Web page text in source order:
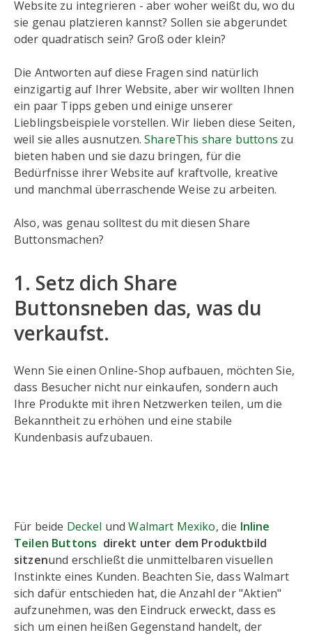
Website zu integrieren - aber woher weißt du, wo du
sie genau platzieren kannst? Sollen sie abgerundet
oder quadratisch sein? Groß oder klein?
Die Antworten auf diese Fragen sind natürlich
einzigartig auf Ihrer Website, aber wir wollten Ihnen
ein paar Tipps geben und einige unserer
Lieblingsbeispiele vorstellen. Wir lieben diese Seiten,
weil sie alles ausnutzen.ShareThis share buttons zu
bieten haben und sie dazu bringen, für die
Bedürfnisse ihrer Website auf kraftvolle, kreative
und manchmal überraschende Weise zu arbeiten.
Also, was genau solltest du mit diesen Share
Buttonsmachen?
1. Setz dich Share
Buttonsneben das, was du
verkaufst.
Wenn Sie einen Online-Shop aufbauen, möchten Sie,
dass Besucher nicht nur einkaufen, sondern auch
Ihre Produkte mit ihren Netzwerken teilen, um die
Bekanntheit zu erhöhen und eine stabile
Kundenbasis aufzubauen.
Für beide Deckel undWalmart Mexiko, die Inline
Teilen Buttons direkt unter dem Produktbild
sitzenund erschließt die unmittelbaren visuellen
Instinkte eines Kunden. Beachten Sie, dass Walmart
sich dafür entschieden hat, die Anzahl der "Aktien"
aufzunehmen, was den Eindruck erweckt, dass es
sich um einen heißen Gegenstand handelt, der